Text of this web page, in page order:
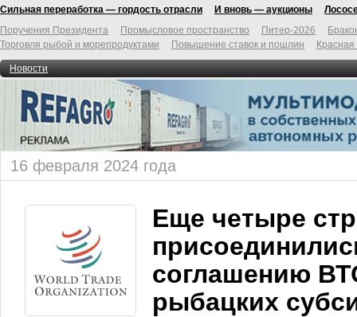
Сильная переработка — гордость отрасли И вновь — аукционы
Поручения Президента
Промысловое пространство Питер-2026
Торговля рыбой и морепродуктами
Повышение ставок и пошлин
Новости
16 февраля 2024 года
Еще четыре
соглашению
рыбацких